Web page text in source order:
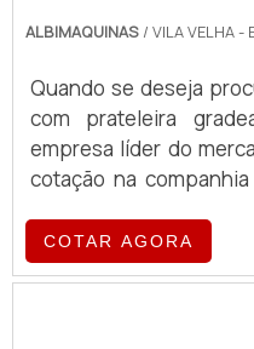
ALBIMAQUINAS / VILA VELHA -
Quando se deseja
com prateleira
empresa líder do
cotação na
prateleira gradeada,
Albimáquinas o
COTAR AGORA